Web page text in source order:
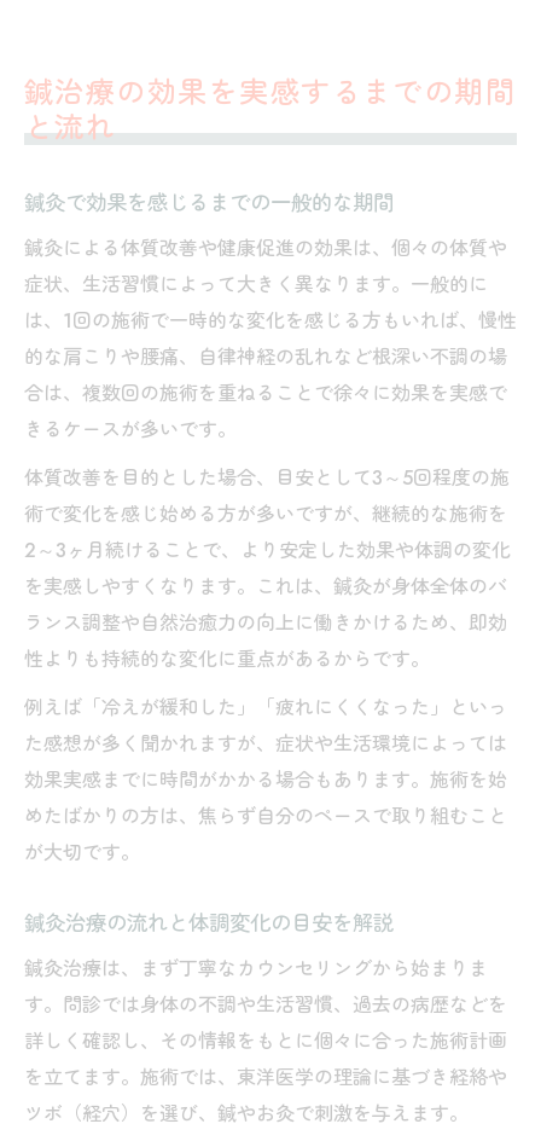
鍼治療の効果を実感するまでの期間
と流れ
鍼灸で効果を感じるまでの一般的な期間
鍼灸による体質改善や健康促進の効果は、個々の体質や
症状、生活習慣によって大きく異なります。一般的に
は、1回の施術で一時的な変化を感じる方もいれば、慢性
的な肩こりや腰痛、自律神経の乱れなど根深い不調の場
合は、複数回の施術を重ねることで徐々に効果を実感で
きるケースが多いです。
体質改善を目的とした場合、目安として3～5回程度の施
術で変化を感じ始める方が多いですが、継続的な施術を
2～3ヶ月続けることで、より安定した効果や体調の変化
を実感しやすくなります。これは、鍼灸が身体全体のバ
ランス調整や自然治癒力の向上に働きかけるため、即効
性よりも持続的な変化に重点があるからです。
例えば「冷えが緩和した」「疲れにくくなった」といっ
た感想が多く聞かれますが、症状や生活環境によっては
効果実感までに時間がかかる場合もあります。施術を始
めたばかりの方は、焦らず自分のペースで取り組むこと
が大切です。
鍼灸治療の流れと体調変化の目安を解説
鍼灸治療は、まず丁寧なカウンセリングから始まりま
す。問診では身体の不調や生活習慣、過去の病歴などを
詳しく確認し、その情報をもとに個々に合った施術計画
を立てます。施術では、東洋医学の理論に基づき経絡や
ツボ（経穴）を選び、鍼やお灸で刺激を与えます。